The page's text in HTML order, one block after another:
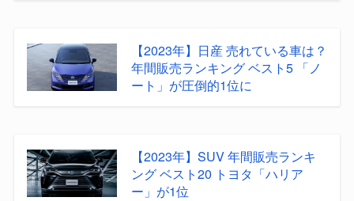
【2023年】日産 売れている車は？
年間販売ランキング ベスト5 「ノ
ート」が圧倒的1位に
【2023年】SUV 年間販売ランキ
ング ベスト20 トヨタ「ハリア
ー」が1位